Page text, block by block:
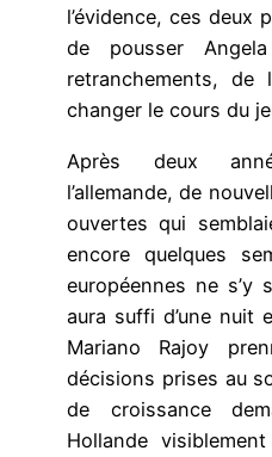
l’évidence, ces deux
de pousser
retranchements,
changer le cours du
Après deux
l’allemande, de
ouvertes qui
encore quelques
européennes ne s’y
aura suffi d’une nuit
Mariano Rajoy
décisions prises au
de croissance
Hollande